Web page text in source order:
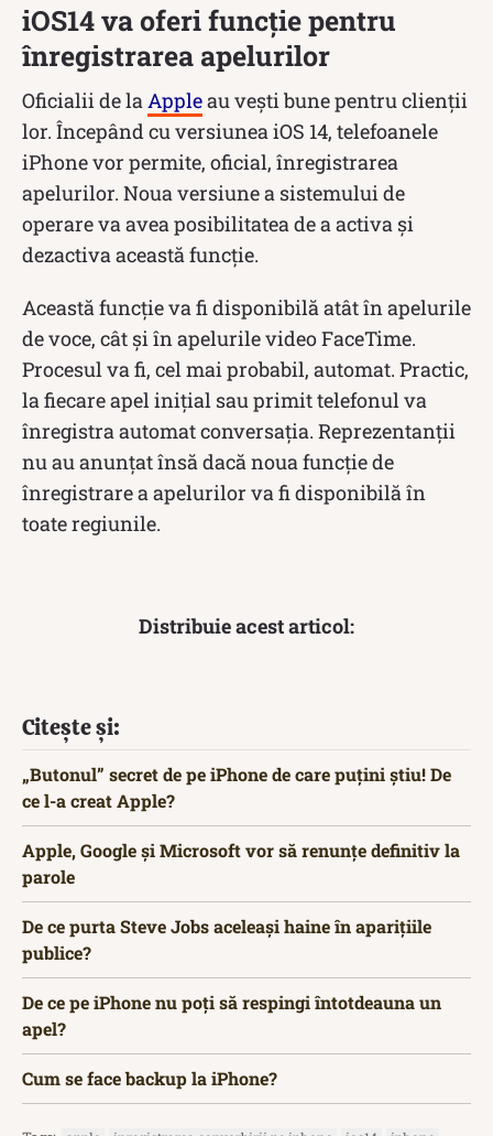
iOS14 va oferi funcție pentru
înregistrarea apelurilor
Oficialii de la Appleau vești bune pentru clienții
lor. Începând cu versiunea iOS 14, telefoanele
iPhone vor permite, oficial, înregistrarea
apelurilor. Noua versiune a sistemului de
operare va avea posibilitatea de a activa și
dezactiva această funcție.
Această funcție va fi disponibilă atât în apelurile
de voce, cât și în apelurile video FaceTime.
Procesul va fi, cel mai probabil, automat. Practic,
la fiecare apel inițial sau primit telefonul va
înregistra automat conversația. Reprezentanții
nu au anunțat însă dacă noua funcție de
înregistrare a apelurilor va fi disponibilă în
toate regiunile.
Distribuie acest articol:
Citește și:
„Butonul” secret de pe iPhone de care puțini știu! De
ce l-a creat Apple?
Apple, Google și Microsoft vor să renunțe definitiv la
parole
De ce purta Steve Jobs aceleași haine în aparițiile
publice?
De ce pe iPhone nu poți să respingi întotdeauna un
apel?
Cum se face backup la iPhone?